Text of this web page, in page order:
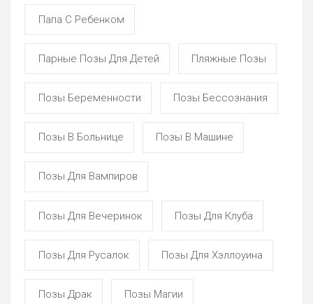
Папа С Ребенком
Парные Позы Для Детей Пляжные Позы
Позы Беременности Позы Бессознания
Позы В Больнице Позы В Машине
Позы Для Вампиров
Позы Для Вечеринок Позы Для Клуба
Позы Для Русалок Позы Для Хэллоуина
Позы Драк Позы Магии